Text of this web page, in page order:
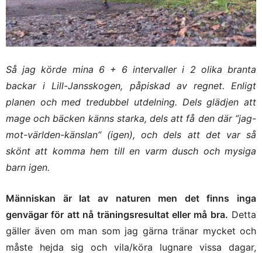
Så jag körde mina 6 + 6 intervaller i 2 olika branta
backar i Lill-Jansskogen, påpiskad av regnet. Enligt
planen och med tredubbel utdelning. Dels glädjen att
mage och bäcken känns starka, dels att få den där ”jag-
mot-världen-känslan” (igen), och dels att det var så
skönt att komma hem till en varm dusch och mysiga
barn igen.
Människan är lat av naturen men det finns inga
genvägar för att nå träningsresultat eller må bra. Detta
gäller även om man som jag gärna tränar mycket och
måste hejda sig och vila/köra lugnare vissa dagar,